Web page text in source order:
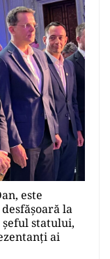
este
la
statului,
ai